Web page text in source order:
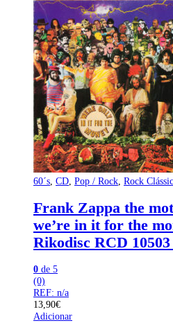
60´s CD Pop / Rock Rock
Frank Zappa the
we’re in it for the
Rikodisc RCD 10503
0 de 5
(0)
REF: n/a
13,90€
Adicionar